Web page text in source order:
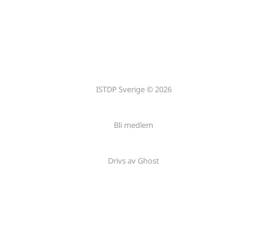
ISTDP Sverige © 2026
Bli medlem
Drivs av Ghost